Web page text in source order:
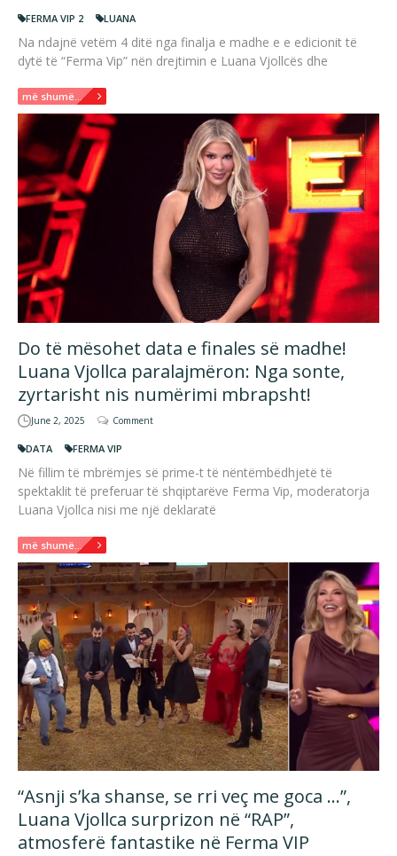
FERMA VIP 2 LUANA
Na ndajnë vetëm 4 ditë nga finalja e madhe e e edicionit të
dytë të “Ferma Vip” nën drejtimin e Luana Vjollcës dhe
më shumë...
Do të mësohet data e finales së madhe!
Luana Vjollca paralajmëron: Nga sonte,
zyrtarisht nis numërimi mbrapsht!
June 2, 2025 Comment
DATA FERMA VIP
Në fillim të mbrëmjes së prime-t të nëntëmbëdhjetë të
spektaklit të preferuar të shqiptarëve Ferma Vip, moderatorja
Luana Vjollca nisi me një deklaratë
më shumë...
“Asnji s’ka shanse, se rri veç me goca …”,
Luana Vjollca surprizon në “RAP”,
atmosferë fantastike në Ferma VIP